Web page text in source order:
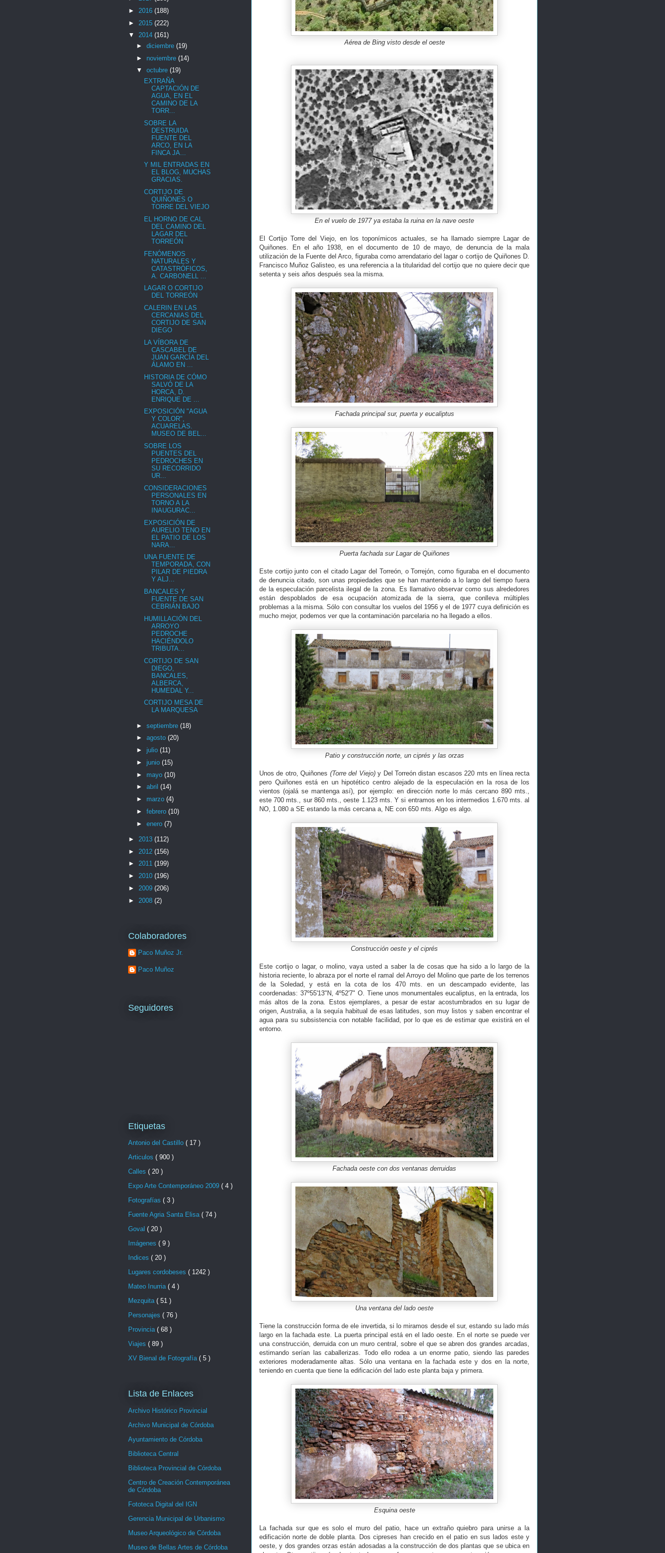
Aérea de Bing visto desde el oeste
En el vuelo de 1977 ya estaba la ruina en la nave oeste
El Cortijo Torre del Viejo, en los toponímicos actuales, se ha llamado siempre Lagar de
Quiñones. En el año 1938, en el documento de 10 de mayo, de denuncia de la mala
utilización de la Fuente del Arco, figuraba como arrendatario del lagar o cortijo de Quiñones D.
Francisco Muñoz Galisteo, es una referencia a la titularidad del cortijo que no quiere decir que
setenta y seis años después sea la misma.
Fachada principal sur, puerta y eucaliptus
Puerta fachada sur Lagar de Quiñones
Este cortijo junto con el citado Lagar del Torreón, o Torrejón, como figuraba en el documento
de denuncia citado, son unas propiedades que se han mantenido a lo largo del tiempo fuera
de la especulación parcelista ilegal de la zona. Es llamativo observar como sus alrededores
están despoblados de esa ocupación atomizada de la sierra, que conlleva múltiples
problemas a la misma. Sólo con consultar los vuelos del 1956 y el de 1977 cuya definición es
mucho mejor, podemos ver que la contaminación parcelaria no ha llegado a ellos.
Patio y construcción norte, un ciprés y las orzas
Unos de otro, Quiñones (Torre del Viejo)y Del Torreón distan escasos 220 mts en línea recta
pero Quiñones está en un hipotético centro alejado de la especulación en la rosa de los
vientos (ojalá se mantenga así), por ejemplo: en dirección norte lo más cercano 890 mts.,
este 700 mts., sur 860 mts., oeste 1.123 mts. Y si entramos en los intermedios 1.670 mts. al
NO, 1.080 a SE estando la más cercana a, NE con 650 mts. Algo es algo.
Construcción oeste y el ciprés
Este cortijo o lagar, o molino, vaya usted a saber la de cosas que ha sido a lo largo de la
historia reciente, lo abraza por el norte el ramal del Arroyo del Molino que parte de los terrenos
de la Soledad, y está en la cota de los 470 mts. en un descampado evidente, las
coordenadas: 37º55'13"N, 4º52'7" O. Tiene unos monumentales eucaliptus, en la entrada, los
más altos de la zona. Estos ejemplares, a pesar de estar acostumbrados en su lugar de
origen, Australia, a la sequía habitual de esas latitudes, son muy listos y saben encontrar el
agua para su subsistencia con notable facilidad, por lo que es de estimar que existirá en el
entorno.
Fachada oeste con dos ventanas derruidas
Una ventana del lado oeste
Tiene la construcción forma de ele invertida, si lo miramos desde el sur, estando su lado más
largo en la fachada este. La puerta principal está en el lado oeste. En el norte se puede ver
una construcción, derruida con un muro central, sobre el que se abren dos grandes arcadas,
estimando serían las caballerizas. Todo ello rodea a un enorme patio, siendo las paredes
exteriores moderadamente altas. Sólo una ventana en la fachada este y dos en la norte,
teniendo en cuenta que tiene la edificación del lado este planta baja y primera.
Esquina oeste
La fachada sur que es solo el muro del patio, hace un extraño quiebro para unirse a la
edificación norte de doble planta. Dos cipreses han crecido en el patio en sus lados este y
oeste, y dos grandes orzas están adosadas a la construcción de dos plantas que se ubica en
► 2016 (188)
► 2015 (222)
▼ 2014 (161)
► diciembre (19)
► noviembre (14)
▼ octubre (19)
EXTRAÑA
CAPTACIÓN DE
AGUA, EN EL
CAMINO DE LA
TORR...
SOBRE LA
DESTRUIDA
FUENTE DEL
ARCO, EN LA
FINCA JA...
Y MIL ENTRADAS EN
EL BLOG, MUCHAS
GRACIAS.
CORTIJO DE
QUIÑONES O
TORRE DEL VIEJO
EL HORNO DE CAL
DEL CAMINO DEL
LAGAR DEL
TORREÓN
FENÓMENOS
NATURALES Y
CATASTRÓFICOS,
A. CARBONELL ...
LAGAR O CORTIJO
DEL TORREÓN
CALERIN EN LAS
CERCANIAS DEL
CORTIJO DE SAN
DIEGO
LA VÍBORA DE
CASCABEL DE
JUAN GARCÍA DEL
ÁLAMO EN ...
HISTORIA DE CÓMO
SALVÓ DE LA
HORCA, D.
ENRIQUE DE ...
EXPOSICIÓN "AGUA
Y COLOR",
ACUARELAS.
MUSEO DE BEL...
SOBRE LOS
PUENTES DEL
PEDROCHES EN
SU RECORRIDO
UR...
CONSIDERACIONES
PERSONALES EN
TORNO A LA
INAUGURAC...
EXPOSICIÓN DE
AURELIO TENO EN
EL PATIO DE LOS
NARA...
UNA FUENTE DE
TEMPORADA, CON
PILAR DE PIEDRA
Y ALJ...
BANCALES Y
FUENTE DE SAN
CEBRIÁN BAJO
HUMILLACIÓN DEL
ARROYO
PEDROCHE
HACIÉNDOLO
TRIBUTA...
CORTIJO DE SAN
DIEGO,
BANCALES,
ALBERCA,
HUMEDAL Y...
CORTIJO MESA DE
LA MARQUESA
► septiembre (18)
► agosto (20)
► julio (11)
► junio (15)
► mayo (10)
► abril (14)
► marzo (4)
► febrero (10)
► enero (7)
► 2013 (112)
► 2012 (156)
► 2011 (199)
► 2010 (196)
► 2009 (206)
► 2008 (2)
Colaboradores
Paco Muñoz Jr.
Paco Muñoz
Seguidores
Etiquetas
Antonio del Castillo ( 17 )
Articulos ( 900 )
Calles ( 20 )
Expo Arte Contemporáneo 2009 ( 4 )
Fotografías ( 3 )
Fuente Agria Santa Elisa ( 74 )
Goval ( 20 )
Imágenes ( 9 )
Indices ( 20 )
Lugares cordobeses ( 1242 )
Mateo Inurria ( 4 )
Mezquita ( 51 )
Personajes ( 76 )
Provincia ( 68 )
Viajes ( 89 )
XV Bienal de Fotografía ( 5 )
Lista de Enlaces
Archivo Histórico Provincial
Archivo Municipal de Córdoba
Ayuntamiento de Córdoba
Biblioteca Central
Biblioteca Provincial de Córdoba
Centro de Creación Contemporánea
de Córdoba
Fototeca Digital del IGN
Gerencia Municipal de Urbanismo
Museo Arqueológico de Córdoba
Museo de Bellas Artes de Córdoba